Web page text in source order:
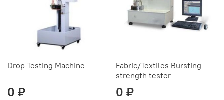
Drop Testing Machine
0 ₽
Fabric/Textiles Bursting
strength tester
0 ₽